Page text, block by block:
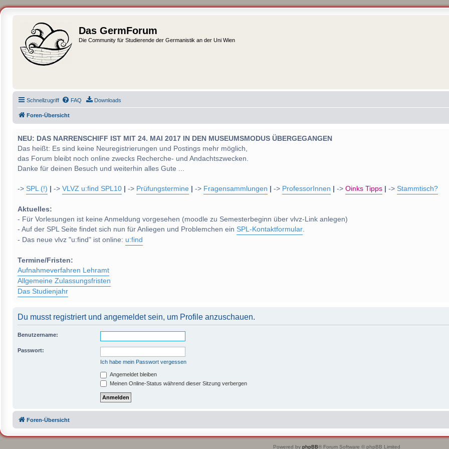
Das GermForum
Die Community für Studierende der Germanistik an der Uni Wien
Schnellzugriff FAQ Downloads
Foren-Übersicht
NEU: DAS NARRENSCHIFF IST MIT 24. MAI 2017 IN DEN MUSEUMSMODUS ÜBERGEGANGEN
Das heißt: Es sind keine Neuregistrierungen und Postings mehr möglich,
das Forum bleibt noch online zwecks Recherche- und Andachtszwecken.
Danke für deinen Besuch und weiterhin alles Gute ...
-> SPL (!) -> VLVZ u:find SPL10 -> Prüfungstermine -> Fragensammlungen -> ProfessorInnen -> Oinks Tipps -> Stammtisch?
Aktuelles:
- Für Vorlesungen ist keine Anmeldung vorgesehen (moodle zu Semesterbeginn über vlvz-Link anlegen)
- Auf der SPL Seite findet sich nun für Anliegen und Problemchen ein SPL-Kontaktformular.
- Das neue vlvz "u:find" ist online: u:find
Termine/Fristen:
Aufnahmeverfahren Lehramt
Allgemeine Zulassungsfristen
Das Studienjahr
Du musst registriert und angemeldet sein, um Profile anzuschauen.
Benutzername:
Passwort:
Ich habe mein Passwort vergessen
Angemeldet bleiben
Meinen Online-Status während dieser Sitzung verbergen
Foren-Übersicht
Powered by phpBB® Forum Software © phpBB Limited